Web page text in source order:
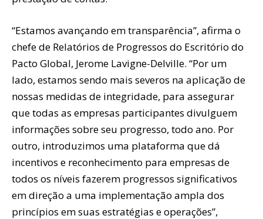
“Estamos avançando em transparência”, afirma o
chefe de Relatórios de Progressos do Escritório do
Pacto Global, Jerome Lavigne-Delville. “Por um
lado, estamos sendo mais severos na aplicação de
nossas medidas de integridade, para assegurar
que todas as empresas participantes divulguem
informações sobre seu progresso, todo ano. Por
outro, introduzimos uma plataforma que dá
incentivos e reconhecimento para empresas de
todos os níveis fazerem progressos significativos
em direção a uma implementação ampla dos
princípios em suas estratégias e operações”,